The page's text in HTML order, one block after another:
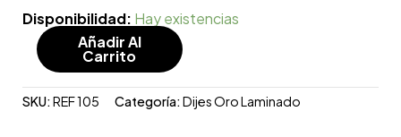
Disponibilidad: Hay existencias
Añadir Al
Carrito
SKU:REF 105 Categoría:Dijes Oro Laminado